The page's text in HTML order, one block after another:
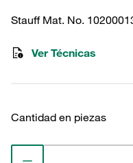
Stauff Mat. No.
Ver Técnicas
Cantidad en piezas